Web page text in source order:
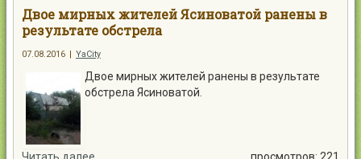
Двое мирных жителей Ясиноватой ранены в
результате обстрела
07.08.2016 | YaCity
Двое мирных жителей ранены в результате
обстрела Ясиноватой.